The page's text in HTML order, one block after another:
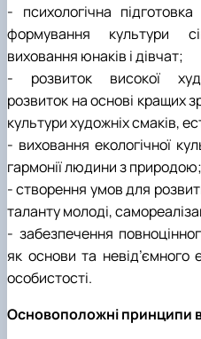
- психологічна
формування культури
виховання юнаків і дівчат;
- розвиток високої
розвиток на основі кращих
культури художніх смаків,
- виховання екологічної
гармонії людини з природою;
- створення умов для
таланту молоді,
- забезпечення
як основи та невід’ємного
особистості.
Основоположні принципи